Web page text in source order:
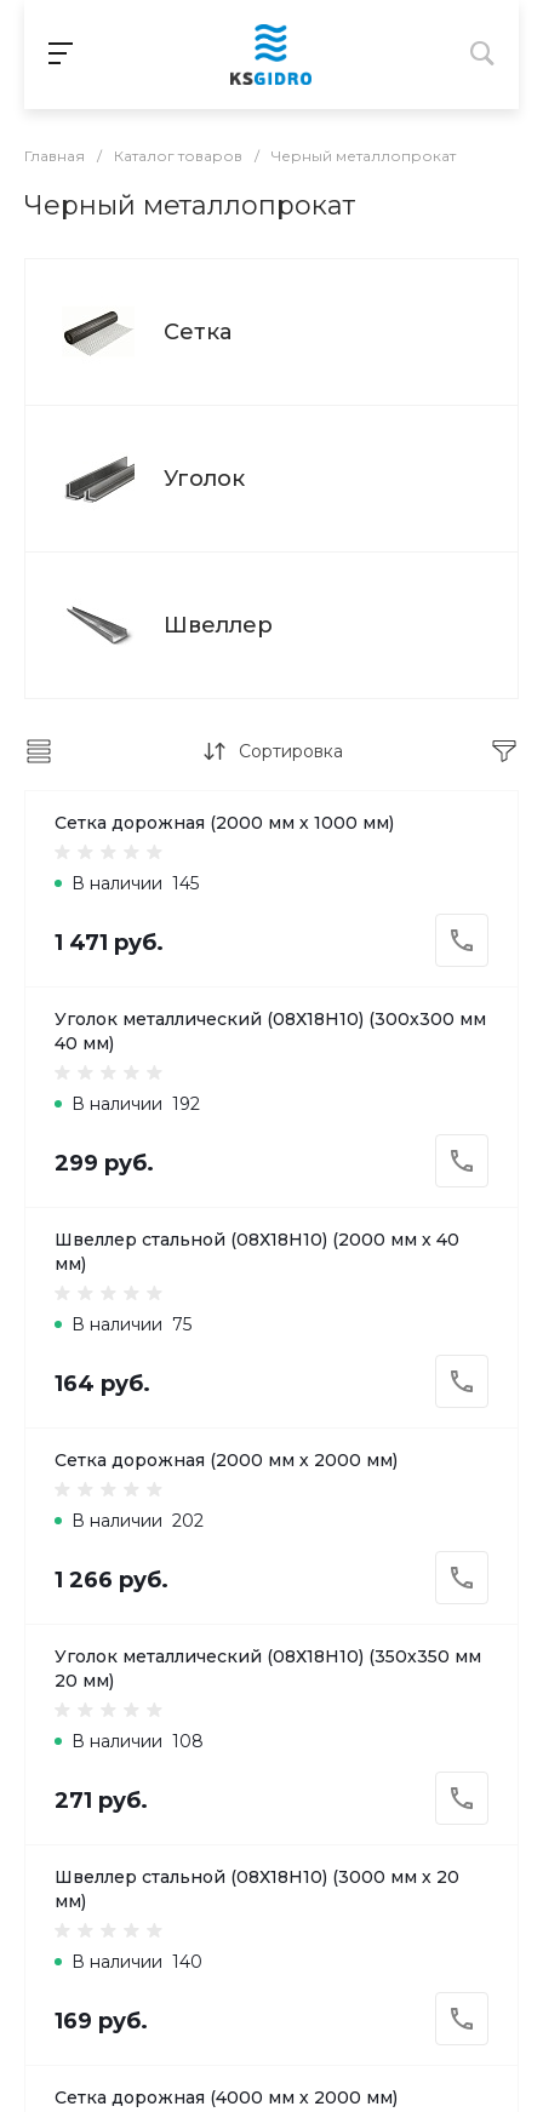
Главная / Каталог товаров / Черный металлопрокат
Черный металлопрокат
Сетка
Уголок
Швеллер
Сортировка
Сетка дорожная (2000 мм х 1000 мм)
В наличии 145
1 471 руб.
Уголок металлический (08Х18H10) (300х300 мм
40 мм)
В наличии 192
299 руб.
Швеллер стальной (08Х18H10) (2000 мм х 40
мм)
В наличии 75
164 руб.
Сетка дорожная (2000 мм х 2000 мм)
В наличии 202
1 266 руб.
Уголок металлический (08Х18H10) (350х350 мм
20 мм)
В наличии 108
271 руб.
Швеллер стальной (08Х18H10) (3000 мм х 20
мм)
В наличии 140
169 руб.
Сетка дорожная (4000 мм х 2000 мм)